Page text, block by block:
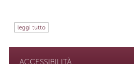
leggi tutto
ACCESSIBILITÀ